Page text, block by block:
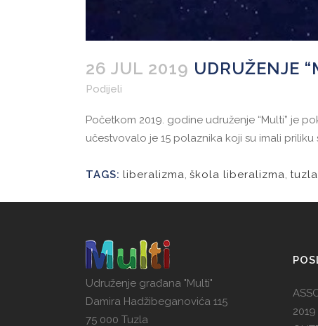
26 JUL 2019 UDRUŽENJE
Podijeli
Početkom 2019. godine udruženje “Multi” je
učestvovalo je 15 polaznika koji su imali
TAGS: liberalizma, škola liberalizma, tuzla
Udruženje građana "Multi"
Damira Hadžibeganovića 115
75 000 Tuzla